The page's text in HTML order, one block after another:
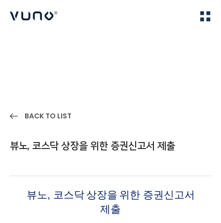
BACK TO LIST
뷰노, 코스닥 상장을 위한 증권신고서 제출
뷰노 , 코스닥 상장을 위한 증권신고서
제출